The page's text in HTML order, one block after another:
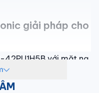
giải pháp cho
với mặt nạ
950mm x 950mm
trọng và hiện đại.